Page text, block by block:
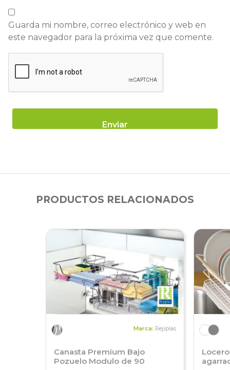
Guarda mi nombre, correo electrónico y web en
este navegador para la próxima vez que comente.
PRODUCTOS RELACIONADOS
Marca: Rejiplas
Canasta Premium Bajo
Pozuelo Modulo de 90